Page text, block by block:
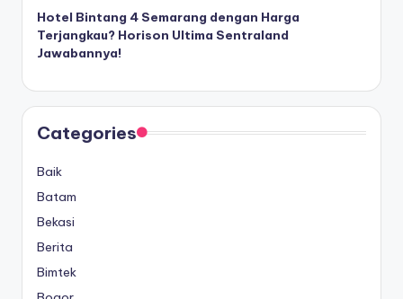
Hotel Bintang 4 Semarang dengan Harga
Terjangkau? Horison Ultima Sentraland
Jawabannya!
Categories
Baik
Batam
Bekasi
Berita
Bimtek